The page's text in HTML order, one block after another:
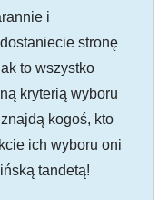
i
stronę
to wszystko
kryterią wyboru
kogoś, kto
ich wyboru oni
tandetą!